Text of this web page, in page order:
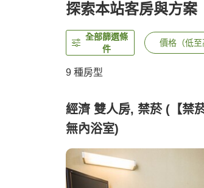
探索本站客房與方案
全部篩選條
件
價格（低至
9 種房型
經濟 雙人房, 禁菸 (【禁
無內浴室)